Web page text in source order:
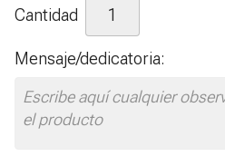
Cantidad
Mensaje/dedicatoria: